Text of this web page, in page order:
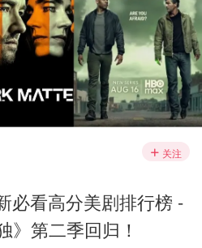
关注
必看高分美剧排行榜 -
》第二季回归！